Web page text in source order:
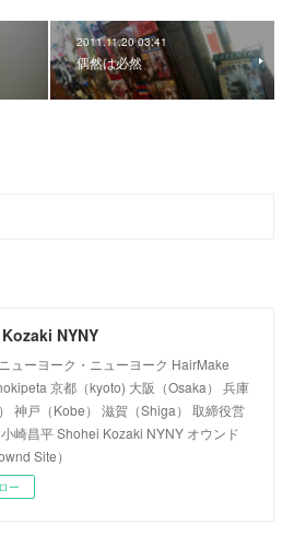
2011.11.20 03:41
偶然は必然
NYNY
ューヨーク・ニューヨーク HairMake
京都（kyoto) 大阪（Osaka） 兵庫
神戸（Kobe） 滋賀（Shiga） 取締役営
崎昌平 Shohei Kozaki NYNY オウンド
Site）
ー